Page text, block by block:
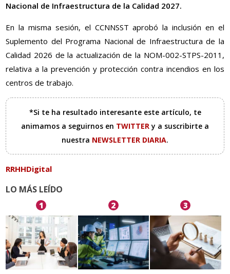
Nacional de Infraestructura de la Calidad 2027.
En la misma sesión, el CCNNSST aprobó la inclusión en el
Suplemento del Programa Nacional de Infraestructura de la
Calidad 2026 de la actualización de la NOM-002-STPS-2011,
relativa a la prevención y protección contra incendios en los
centros de trabajo.
*Si te ha resultado interesante este artículo, te
animamos a seguirnos en TWITTERy a suscribirte a
nuestra NEWSLETTER DIARIA.
RRHHDigital
LO MÁS LEÍDO
1 2 3